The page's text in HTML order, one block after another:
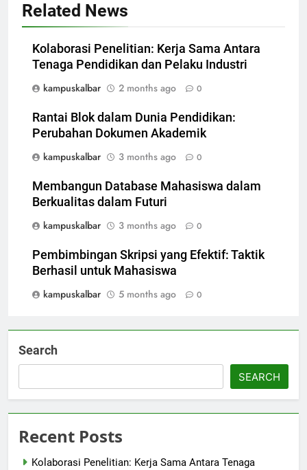
Related News
Kolaborasi Penelitian: Kerja Sama Antara
Tenaga Pendidikan dan Pelaku Industri
kampuskalbar
2 months ago 0
Rantai Blok dalam Dunia Pendidikan:
Perubahan Dokumen Akademik
kampuskalbar
3 months ago 0
Membangun Database Mahasiswa dalam
Berkualitas dalam Futuri
kampuskalbar
3 months ago 0
Pembimbingan Skripsi yang Efektif: Taktik
Berhasil untuk Mahasiswa
kampuskalbar
5 months ago 0
Search
SEARCH
Recent Posts
Kolaborasi Penelitian: Kerja Sama Antara Tenaga